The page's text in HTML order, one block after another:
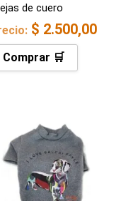
de cuero
$ 2.500,00
Comprar 🛒